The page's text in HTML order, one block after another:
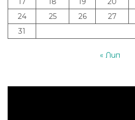
24
25 26 27
31
« Лип